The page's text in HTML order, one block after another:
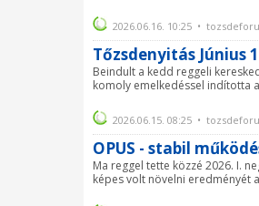
2026.06.16. 10:25 •
Tőzsdenyitás Június
Beindult a kedd reggeli
komoly emelkedéssel indította
2026.06.15. 08:25 •
OPUS - stabil
Ma reggel tette közzé 2026. I.
képes volt növelni eredményét